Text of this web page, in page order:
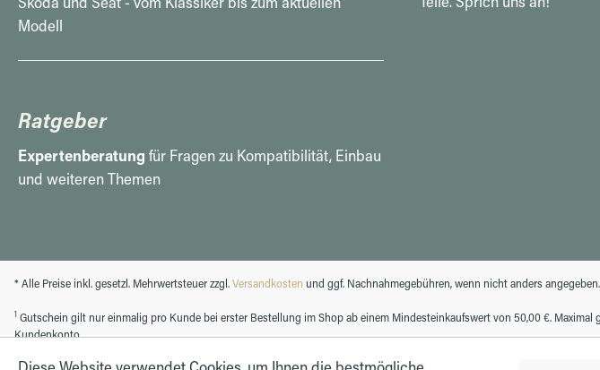
Modell
Ratgeber
Expertenberatung für Fragen zu Kompatibilität, Einbau
und weiteren Themen
* Alle Preise inkl. gesetzl. Mehrwertsteuer zzgl.Versandkosten und ggf. Nachnahmegebühren, wenn nicht anders angegeben.
1 Gutschein gilt nur einmalig pro Kunde bei erster Bestellung im Shop ab einem Mindesteinkaufswert von 50,00 €.
Kundenkonto.